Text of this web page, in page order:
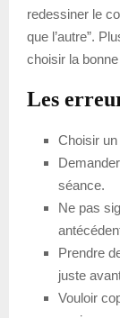
redessiner le
que l’autre”.
choisir la
Les
Choisir
séance.
Ne pas
Prendre
juste
Vouloir